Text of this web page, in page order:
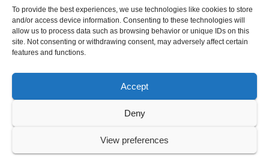
To provide the best experiences, we use technologies like cookies to store
and/or access device information. Consenting to these technologies will
allow us to process data such as browsing behavior or unique IDs on this
site. Not consenting or withdrawing consent, may adversely affect certain
features and functions.
Accept
Deny
View preferences
Mangal Media News
हर खबर पर नजर